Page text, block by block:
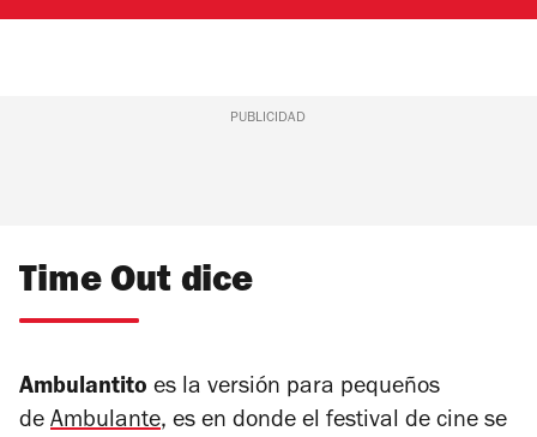
PUBLICIDAD
Time Out dice
Ambulantito es la versión para pequeños
de Ambulante, es en donde el festival de cine se